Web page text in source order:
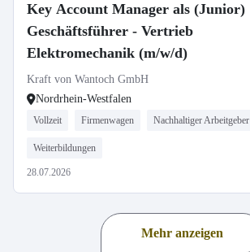
Key Account Manager als (Junior)
Geschäftsführer - Vertrieb
Elektromechanik (m/w/d)
Kraft von Wantoch GmbH
Nordrhein-Westfalen
Vollzeit Firmenwagen Nachhaltiger Arbeitgeber
Weiterbildungen
28.07.2026
Mehr anzeigen